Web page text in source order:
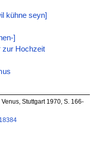
kühne seyn]
]
zur Hochzeit
Stuttgart 1970, S. 166-